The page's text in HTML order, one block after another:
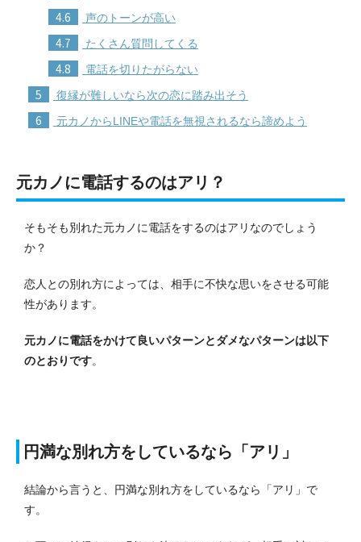
4.6 声のトーンが高い
4.7 たくさん質問してくる
4.8 電話を切りたがらない
5 復縁が難しいなら次の恋に踏み出そう
6 元カノからLINEや電話を無視されるなら諦めよう
元カノに電話するのはアリ？
そもそも別れた元カノに電話をするのはアリなのでしょう
か？
恋人との別れ方によっては、相手に不快な思いをさせる可能
性があります。
元カノに電話をかけて良いパターンとダメなパターンは以下
のとおりです。
円満な別れ方をしているなら「アリ」
結論から言うと、円満な別れ方をしているなら「アリ」で
す。